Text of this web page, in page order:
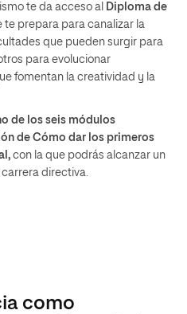
te da acceso al
Diploma de
te prepara para canalizar la
que pueden surgir para
para evolucionar
fomentan la creatividad y la
de los seis módulos
de Cómo dar los primeros
con la que podrás alcanzar un
directiva.
como